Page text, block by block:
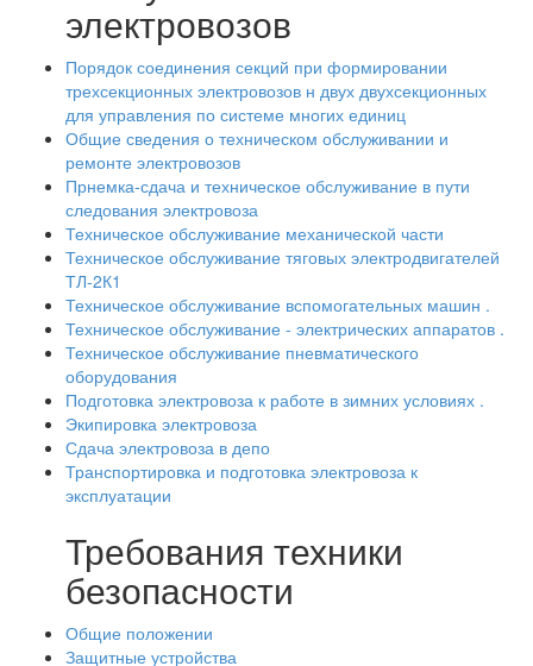
электровозов
Порядок соединения секций при формировании
трехсекционных электровозов н двух двухсекционных
для управления по системе многих единиц
Общие сведения о техническом обслуживании и
ремонте электровозов
Прнемка-сдача и техническое обслуживание в пути
следования электровоза
Техническое обслуживание механической части
Техническое обслуживание тяговых электродвигателей
ТЛ-2К1
Техническое обслуживание вспомогательных машин .
Техническое обслуживание - электрических аппаратов .
Техническое обслуживание пневматического
оборудования
Подготовка электровоза к работе в зимних условиях .
Экипировка электровоза
Сдача электровоза в депо
Транспортировка и подготовка электровоза к
эксплуатации
Требования техники
безопасности
Общие положении
Защитные устройства